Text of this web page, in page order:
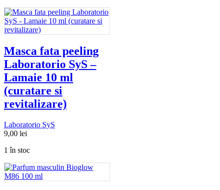
Masca fata peeling
Laboratorio SyS –
Lamaie 10 ml
(curatare si
revitalizare)
Laboratorio SyS
9,00 lei
1 în stoc